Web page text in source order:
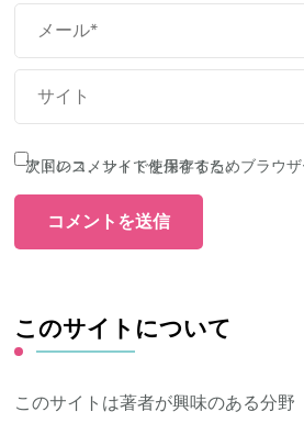
次回のコメントで使用するためブラウザーに自分の名前、メールアドレス、サイトを保存する。
このサイトについて
このサイトは著者が興味のある分